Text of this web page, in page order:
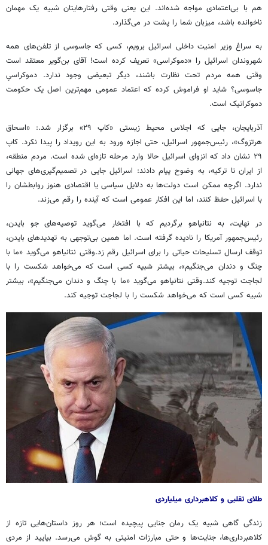
هم با بی‌اعتمادی مواجه شده‌اند. این یعنی وقتی رفتارهایتانشبیه یک مهمان
ناخوانده باشد، میزبان شما را پشت در می‌گذارد.
به سراغ وزیر امنیت داخلی اسرائیل برویم، کسی که جاسوسی ازتلفن‌های همه
شهروندان اسرائیل را «دموکراسی» تعریف کرده است! آقای بن‌گویر معتقد است
وقتی همه مردم تحت نظارت باشند، دیگر تبعیضی وجود ندارد. دموکراسیِ
جاسوسی؟ شاید او فراموش کرده که اعتماد عمومی مهم‌ترین اصل یک حکومت
دموکراتیک است.
آذربایجان، جایی که اجلاس محیط زیستی «کاپ ۲۹» برگزار شد.: «اسحاق
هرتزوگ»، رئیس‌جمهور اسرائیل، حتی اجازه ورود به این رویداد را پیدا نکرد. کاپ
۲۹ نشان داد که انزوای اسرائیل حالا وارد مرحله تازه‌ای شده است. مردم منطقه،
از ایران تا ترکیه، به وضوحپیام دادند: اسرائیل جایی در تصمیم‌گیری‌های جهانی
ندارد. اگرچه ممکن است دولت‌ها به دلایل سیاسی یا اقتصادی هنوز روابطشان را
با اسرائیل حفظ کنند، اما این افکار عمومی است که آینده را رقم می‌زند.
در نهایت، به نتانیاهو برگردیم که با افتخار می‌گوید توصیه‌های جو بایدن،
رئیس‌جمهور آمریکا را نادیده گرفته است. اما همین بی‌توجهی به تهدیدهای بایدن،
توقف ارسال تسلیحات حیاتی را برای اسرائیل رقمزد.وقتی نتانیاهو می‌گوید «ما با
چنگ و دندان می‌جنگیم»، بیشترشبیه کسی است که می‌خواهد شکست را با
لجاجت توجیهکند.وقتی نتانیاهو می‌گوید «ما با چنگ و دندان می‌جنگیم»، بیشتر
شبیه کسی است که می‌خواهد شکست را با لجاجت توجیه کند.
طلای تقلبی و کلاهبرداری میلیاردی
زندگی گاهیشبیه یک رمان جنایی پیچیده است؛ هر روز داستان‌هایی تازه از
کلاهبرداری‌ها، جنایت‌ها و حتی مبارزات امنیتی به گوش می‌رسد. بیایید از مردی